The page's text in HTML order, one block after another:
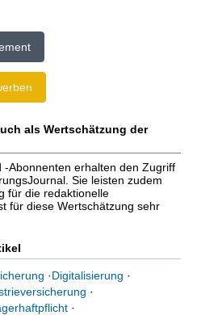
als Wertschätzung der
-Abonnenten erhalten den Zugriff
Sie leisten zudem
für die redaktionelle
für diese Wertschätzung sehr
·Digitalisierung ·
·
·